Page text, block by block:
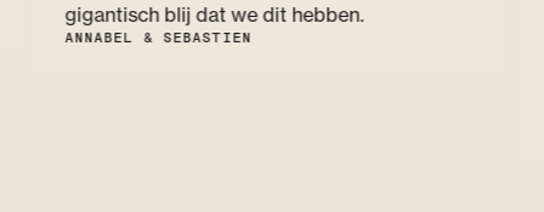
gigantisch blij dat we dit hebben.
ANNABEL & SEBASTIEN